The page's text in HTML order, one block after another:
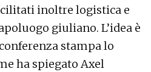
inoltre logistica e
giuliano. L’idea è
stampa lo
ha spiegato Axel